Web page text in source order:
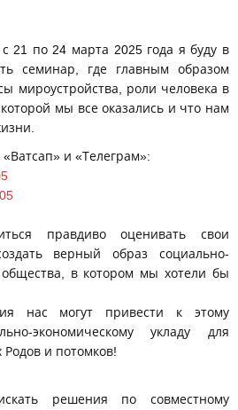
21 по 24 марта 2025 года я буду в
семинар, где главным образом
мироустройства, роли человека в
мы все оказались и что нам
и «Телеграм»:
правдиво оценивать свои
верный образ социально-
общества, в котором мы хотели бы
нас могут привести к этому
экономическому укладу для
и потомков!
решения по совместному